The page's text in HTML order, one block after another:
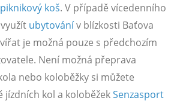
piknikový koš. V případě vícedenního
ubytovánív blízkosti Baťova
je možná pouze s předchozím
Není možná přeprava
nebo koloběžky si můžete
jízdních kol a koloběžekSenzasport